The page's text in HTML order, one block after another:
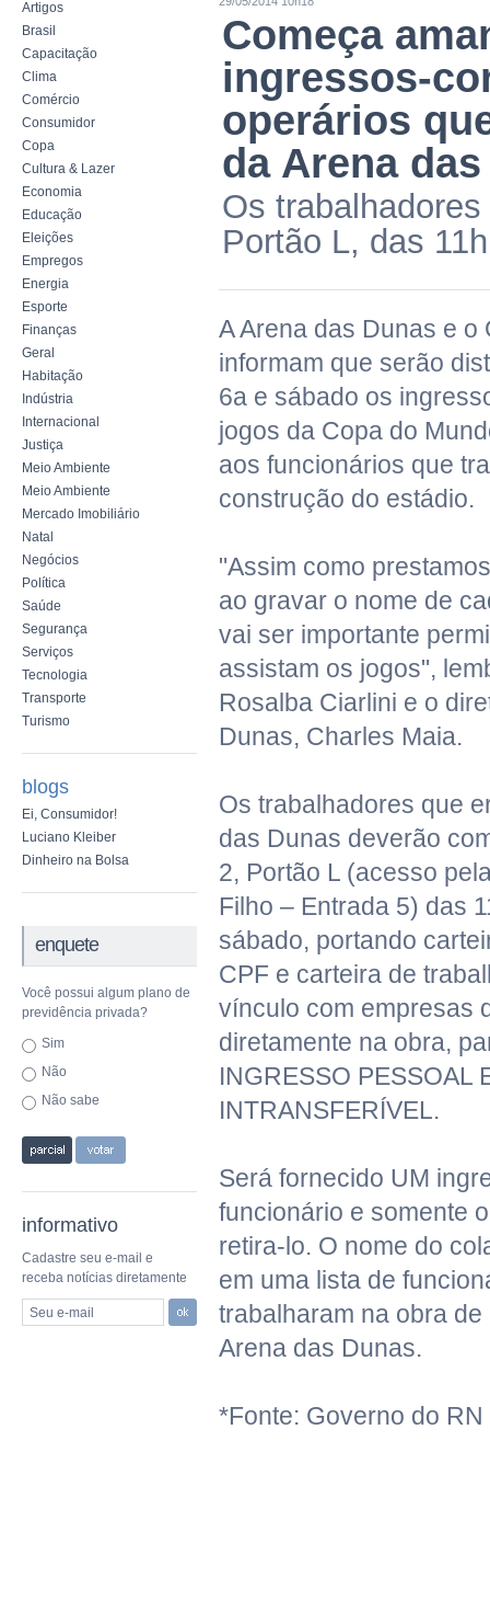
Artigos
Brasil
Capacitação
Clima
Comércio
Consumidor
Copa
Cultura & Lazer
Economia
Educação
Eleições
Empregos
Energia
Esporte
Finanças
Geral
Habitação
Indústria
Internacional
Justiça
Meio Ambiente
Meio Ambiente
Mercado Imobiliário
Natal
Negócios
Política
Saúde
Segurança
Serviços
Tecnologia
Transporte
Turismo
blogs
Ei, Consumidor!
Luciano Kleiber
Dinheiro na Bolsa
enquete
Você possui algum plano de
previdência privada?
Sim
Não
Não sabe
informativo
Cadastre seu e-mail e
receba notícias diretamente
Seu e-mail
Começa
ingressos-
operários
da Arena
Os
Portão L, das
A Arena das Dunas e o
informam que serão
6a e sábado os
jogos da Copa do
aos funcionários que
construção do estádio.
"Assim como
ao gravar o nome de
vai ser importante
assistam os jogos",
Rosalba Ciarlini e o
Dunas, Charles Maia.
Os trabalhadores que
das Dunas deverão
2, Portão L (acesso
Filho – Entrada 5) das
sábado, portando
CPF e carteira de
vínculo com empresas
diretamente na obra,
INGRESSO PESSOAL
INTRANSFERÍVEL.
Será fornecido UM
funcionário e somente
retira-lo. O nome do
em uma lista de
trabalharam na obra
Arena das Dunas.
*Fonte: Governo do RN